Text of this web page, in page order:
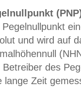
Pegelnullpunkt
und wird auf
Betreiber des
lange Zeit